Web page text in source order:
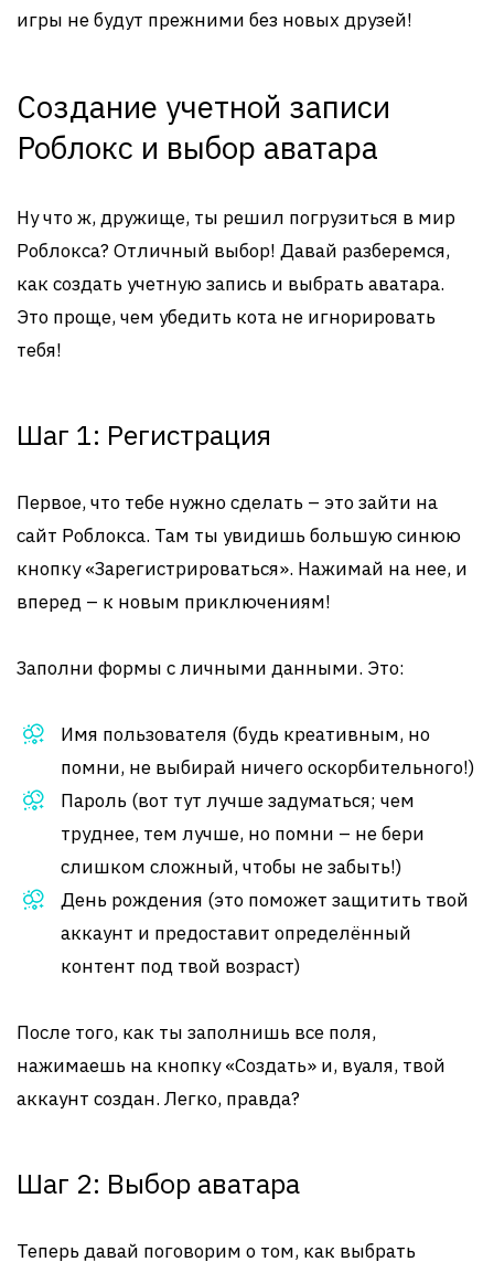
игры не будут прежними без новых друзей!
Создание учетной записи
Роблокс и выбор аватара
Ну что ж, дружище, ты решил погрузиться в мир
Роблокса? Отличный выбор! Давай разберемся,
как создать учетную запись и выбрать аватара.
Это проще, чем убедить кота не игнорировать
тебя!
Шаг 1: Регистрация
Первое, что тебе нужно сделать – это зайти на
сайт Роблокса. Там ты увидишь большую синюю
кнопку «Зарегистрироваться». Нажимай на нее, и
вперед – к новым приключениям!
Заполни формы с личными данными. Это:
Имя пользователя (будь креативным, но
помни, не выбирай ничего оскорбительного!)
Пароль (вот тут лучше задуматься; чем
труднее, тем лучше, но помни – не бери
слишком сложный, чтобы не забыть!)
День рождения (это поможет защитить твой
аккаунт и предоставит определённый
контент под твой возраст)
После того, как ты заполнишь все поля,
нажимаешь на кнопку «Создать» и, вуаля, твой
аккаунт создан. Легко, правда?
Шаг 2: Выбор аватара
Теперь давай поговорим о том, как выбрать